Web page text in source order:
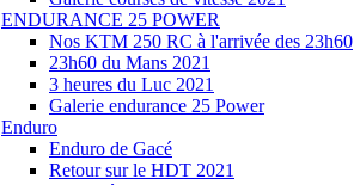
ENDURANCE 25 POWER
Nos KTM 250 RC à l'arrivée des 23h60
23h60 du Mans 2021
3 heures du Luc 2021
Galerie endurance 25 Power
Enduro
Enduro de Gacé
Retour sur le HDT 2021